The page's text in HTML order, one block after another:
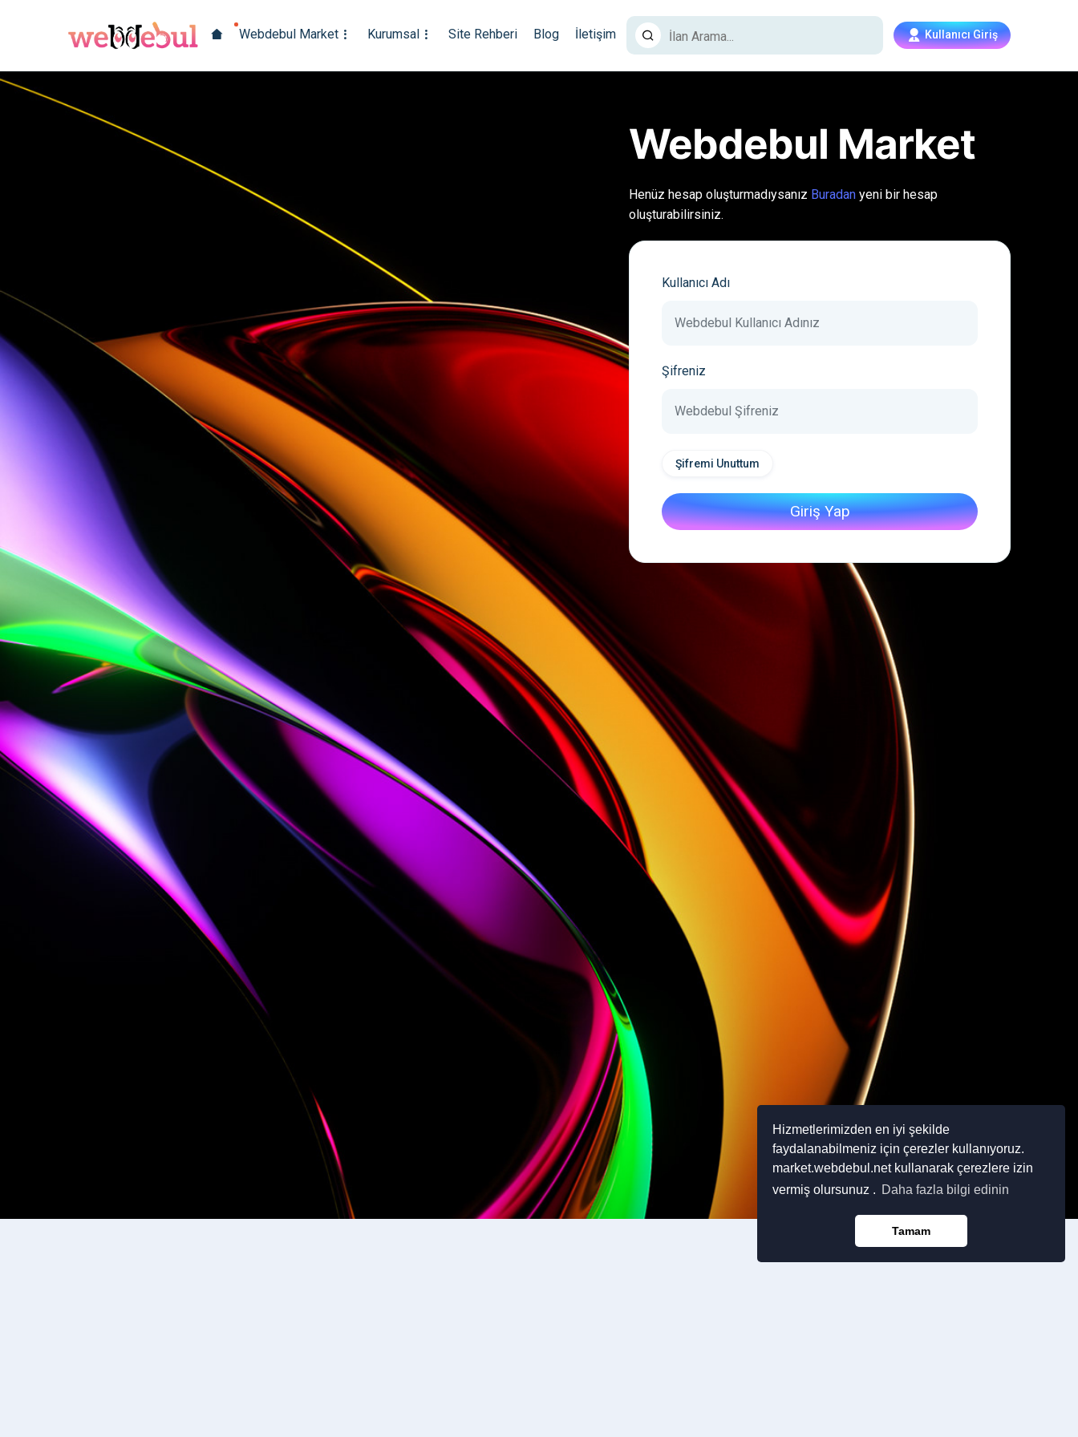
Hizmetlerimizden en iyi şekilde
faydalanabilmeniz için çerezler kullanıyoruz.
market.webdebul.net kullanarak çerezlere izin
vermiş olursunuz . Daha fazla bilgi edinin
Tamam
Webdebul Market Kurumsal Site Rehberi Blog İletişim Kullanıcı Giriş
Webdebul Market
Henüz hesap oluşturmadıysanız Buradan yeni bir hesap
oluşturabilirsiniz.
Kullanıcı Adı
Şifreniz
Şifremi Unuttum
Giriş Yap